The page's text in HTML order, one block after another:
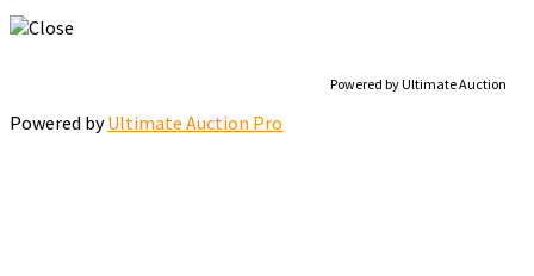
Powered by Ultimate Auction
Powered byUltimate Auction Pro